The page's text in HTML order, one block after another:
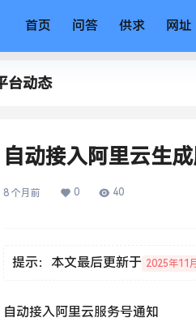
首页 问答 供求 网址
台动态
自动接入阿里云生
8 个月前 0 40
提示：本文最后更新于 2025年11
自动接入阿里云服务号通知